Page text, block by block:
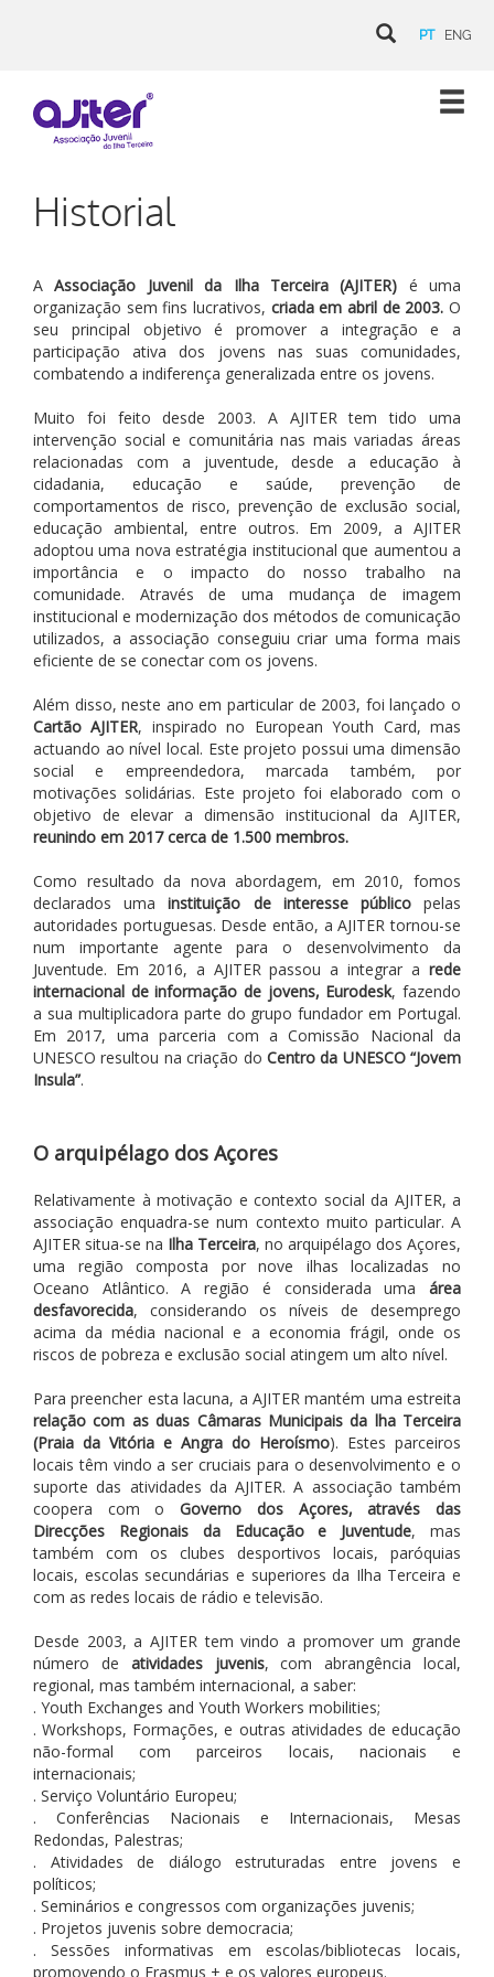
PT ENG
Historial
A Associação Juvenil da Ilha Terceira (AJITER) é uma
organização sem fins lucrativos, criada em abril de 2003. O
seu principal objetivo é promover a integração e a
participação ativa dos jovens nas suas comunidades,
combatendo a indiferença generalizada entre os jovens.
Muito foi feito desde 2003. A AJITER tem tido uma
intervenção social e comunitária nas mais variadas áreas
relacionadas com a juventude, desde a educação à
cidadania, educação e saúde, prevenção de
comportamentos de risco, prevenção de exclusão social,
educação ambiental, entre outros. Em 2009, a AJITER
adoptou uma nova estratégia institucional que aumentou a
importância e o impacto do nosso trabalho na
comunidade. Através de uma mudança de imagem
institucional e modernização dos métodos de comunicação
utilizados, a associação conseguiu criar uma forma mais
eficiente de se conectar com os jovens.
Além disso, neste ano em particular de 2003, foi lançado o
Cartão AJITER, inspirado no European Youth Card, mas
actuando ao nível local. Este projeto possui uma dimensão
social e empreendedora, marcada também, por
motivações solidárias. Este projeto foi elaborado com o
objetivo de elevar a dimensão institucional da AJITER,
reunindo em 2017 cerca de 1.500 membros.
Como resultado da nova abordagem, em 2010, fomos
declarados umainstituição de interesse públicopelas
autoridades portuguesas. Desde então, a AJITER tornou-se
num importante agente para o desenvolvimento da
Juventude. Em 2016, a AJITER passou a integrar a rede
internacional de informação de jovens, Eurodesk, fazendo
a sua multiplicadora parte do grupo fundador em Portugal.
Em 2017, uma parceria com a Comissão Nacional da
UNESCO resultou na criação do Centro da UNESCO “Jovem
Insula”.
O arquipélago dos Açores
Relativamente à motivação e contexto social da AJITER, a
associação enquadra-se num contexto muito particular. A
AJITER situa-se na Ilha Terceira, no arquipélago dos Açores,
uma região composta por nove ilhas localizadas no
Oceano Atlântico. A região é considerada uma área
desfavorecida, considerando os níveis de desemprego
acima da média nacional e a economia frágil, onde os
riscos de pobreza e exclusão social atingem um alto nível.
Para preencher esta lacuna, a AJITER mantém uma estreita
relação com as duas Câmaras Municipais da lha Terceira
(Praia da Vitória e Angra do Heroísmo). Estes parceiros
locais têm vindo a ser cruciais para o desenvolvimento e o
suporte das atividades da AJITER. A associação também
coopera com oGoverno dos Açores, através das
Direcções Regionais da Educação e Juventude, mas
também com os clubes desportivos locais, paróquias
locais, escolas secundárias e superiores da Ilha Terceira e
com as redes locais de rádio e televisão.
Desde 2003, a AJITER tem vindo a promover um grande
número de atividades juvenis, com abrangência local,
regional, mas também internacional, a saber:
. Youth Exchanges and Youth Workers mobilities;
. Workshops, Formações, e outras atividades de educação
não-formal com parceiros locais, nacionais e
internacionais;
. Serviço Voluntário Europeu;
. Conferências Nacionais e Internacionais, Mesas
Redondas, Palestras;
. Atividades de diálogo estruturadas entre jovens e
políticos;
. Seminários e congressos com organizações juvenis;
. Projetos juvenis sobre democracia;
. Sessões informativas em escolas/bibliotecas locais,
promovendo o Erasmus + e os valores europeus.